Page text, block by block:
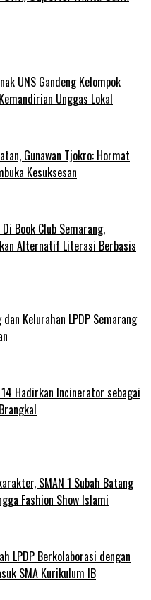
UNS Gandeng Kelompok
Unggas Lokal
Gunawan Tjokro: Hormat
Kesuksesan
Book Club Semarang,
Alternatif Literasi Berbasis
Kelurahan LPDP Semarang
14 Hadirkan Incinerator sebagai
SMAN 1 Subah Batang
Fashion Show Islami
LPDP Berkolaborasi dengan
SMA Kurikulum IB